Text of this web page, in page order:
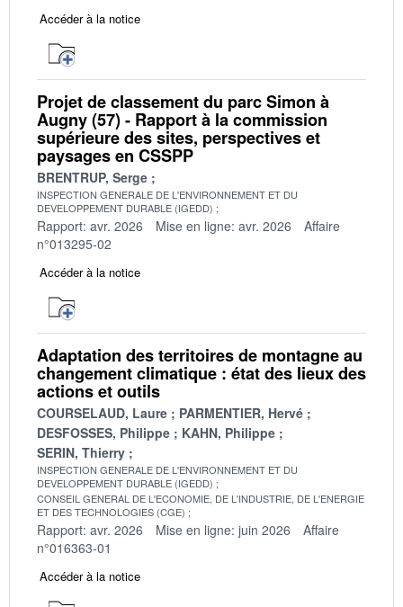
Accéder à la notice
Projet de classement du parc Simon à
Augny (57) - Rapport à la commission
supérieure des sites, perspectives et
paysages en CSSPP
BRENTRUP, Serge
INSPECTION GENERALE DE L'ENVIRONNEMENT ET DU
DEVELOPPEMENT DURABLE (IGEDD)
Rapport: avr. 2026 Mise en ligne: avr. 2026
Affaire
n°013295-02
Accéder à la notice
Adaptation des territoires de montagne au
changement climatique : état des lieux des
actions et outils
COURSELAUD, Laure
PARMENTIER, Hervé
DESFOSSES, Philippe
KAHN, Philippe
SERIN, Thierry
INSPECTION GENERALE DE L'ENVIRONNEMENT ET DU
DEVELOPPEMENT DURABLE (IGEDD)
CONSEIL GENERAL DE L'ECONOMIE, DE L'INDUSTRIE, DE L'ENERGIE
ET DES TECHNOLOGIES (CGE)
Rapport: avr. 2026 Mise en ligne: juin 2026
Affaire
n°016363-01
Accéder à la notice